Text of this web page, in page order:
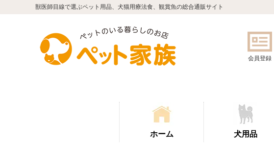
獣医師目線で選ぶペット用品、犬猫用療法食、観賞魚の総合通販サイト
会員登録
ホーム 犬用品